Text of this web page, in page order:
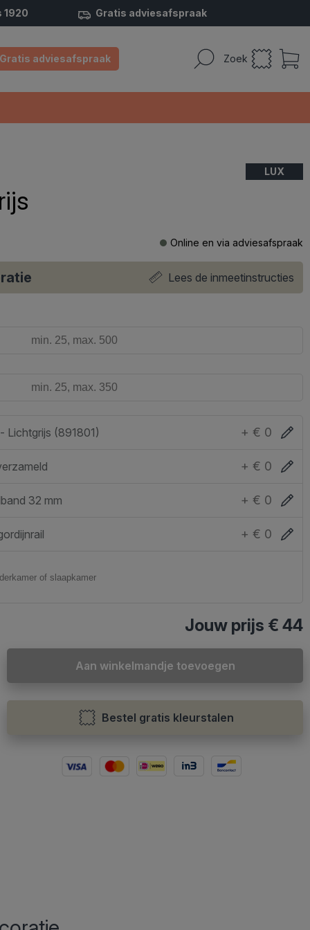
1920 Gratis adviesafspraak
Zoek
Gratis adviesafspraak
LUX
Online en via adviesafspraak
Lees de inmeetinstructies
Lichtgrijs (891801) + € 0
+ € 0
32 mm + € 0
+ € 0
Jouw prijs € 44
Aan winkelmandje toevoegen
Bestel gratis kleurstalen